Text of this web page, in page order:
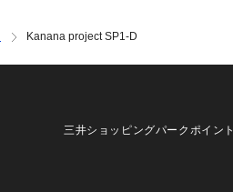
Kanana project SP1-D
三井ショッピングパークポイント